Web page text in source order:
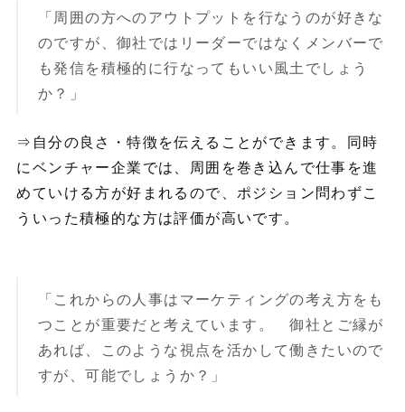
「周囲の方へのアウトプットを行なうのが好きな
のですが、御社ではリーダーではなくメンバーで
も発信を積極的に行なってもいい風土でしょう
か？」
⇒自分の良さ・特徴を伝えることができます。同時
にベンチャー企業では、周囲を巻き込んで仕事を進
めていける方が好まれるので、ポジション問わずこ
ういった積極的な方は評価が高いです。
「これからの人事はマーケティングの考え方をも
つことが重要だと考えています。 御社とご縁が
あれば、このような視点を活かして働きたいので
すが、可能でしょうか？」